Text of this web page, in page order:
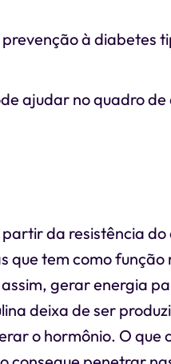
à diabetes
ajudar no quadro
da resistência
que tem como função
gerar energia
deixa de ser
o hormônio. O que